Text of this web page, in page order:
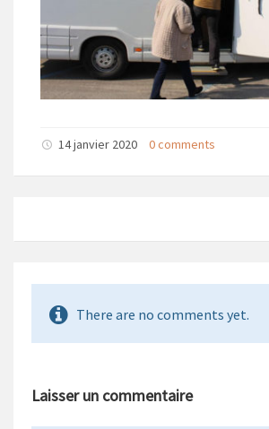
14 janvier 2020 0 comments
There are no comments yet.
Laisser un commentaire